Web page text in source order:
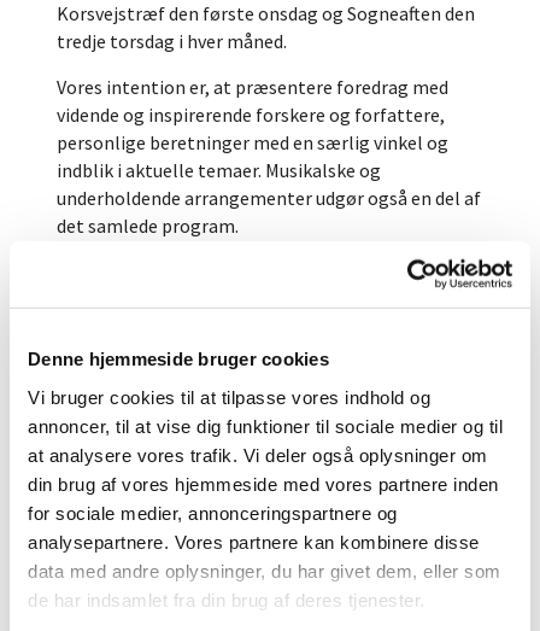
Denne hjemmeside bruger cookies
Vi bruger cookies til at tilpasse vores indhold og
annoncer, til at vise dig funktioner til sociale medier og til
at analysere vores trafik. Vi deler også oplysninger om
din brug af vores hjemmeside med vores partnere inden
for sociale medier, annonceringspartnere og
analysepartnere. Vores partnere kan kombinere disse
data med andre oplysninger, du har givet dem, eller som
de har indsamlet fra din brug af deres tjenester.
Korsvejstræf den første onsdag og Sogneaften den
tredje torsdag i hver måned.
Vores intention er, at præsentere foredrag med
vidende og inspirerende forskere og forfattere,
personlige beretninger med en særlig vinkel og
indblik i aktuelle temaer. Musikalske og
underholdende arrangementer udgør også en del af
det samlede program.
Julie Aaboe og Miriam Joensen sognepræster, Ole
iKorsvejskirken
For voksne